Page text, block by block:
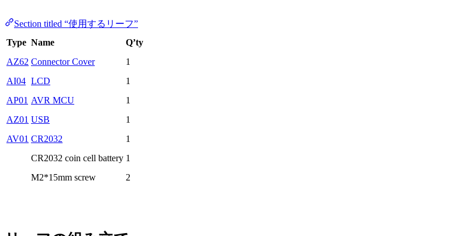
Section titled “使用するリーフ”
Type Name
Q’ty
AZ62 Connector Cover
1
AI04 LCD
1
AP01 AVR MCU
1
AZ01 USB
1
AV01 CR2032
1
CR2032 coin cell battery 1
M2*15mm screw
2